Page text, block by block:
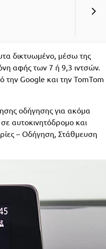
δικτυωμένο, μέσω της
αφής των 7 ή 9,3 ιντσών.
την Google και την TomTom
οδήγησης για ακόμα
αυτοκινητόδρομο και
– Οδήγηση, Στάθμευση